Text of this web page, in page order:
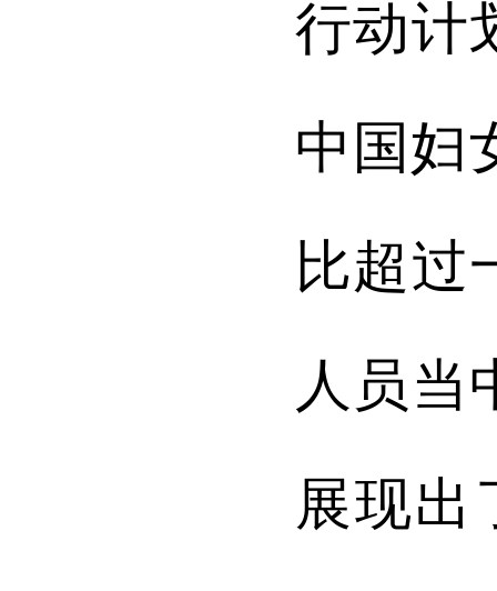
行动计
中国妇
比超过
人员
展现出